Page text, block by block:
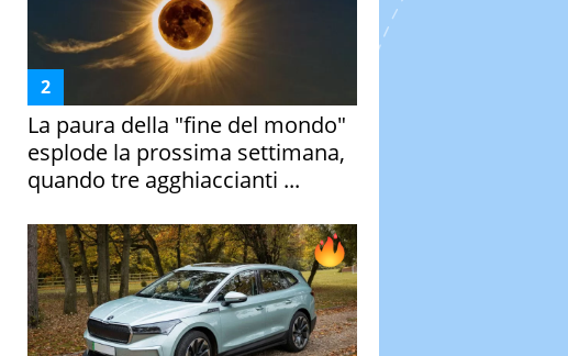
La paura della "fine del mondo"
esplode la prossima settimana,
quando tre agghiaccianti ...